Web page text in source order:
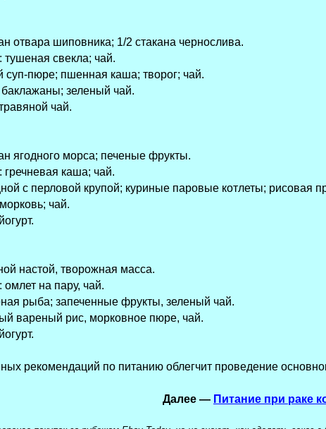
отвара шиповника; 1/2 стакана чернослива.
тушеная свекла; чай.
суп-пюре; пшенная каша; творог; чай.
зеленый чай.
чай.
ягодного морса; печеные фрукты.
гречневая каша; чай.
с перловой крупой; куриные паровые котлеты; рисовая
чай.
настой, творожная масса.
омлет на пару, чай.
рыба; запеченные фрукты, зеленый чай.
вареный рис, морковное пюре, чай.
рекомендаций по питанию облегчит проведение
Далее — Питание при раке